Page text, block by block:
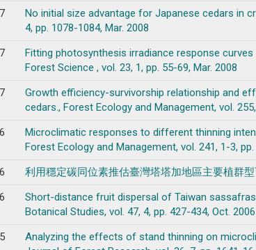
No initial size advantage for Japanese cedars in
4, pp. 1078-1084, Mar. 2008
Fitting photosynthesis irradiance response
Forest Science , vol. 23, 1, pp. 55-69, Mar. 2008
Growth efficiency-survivorship relationship and
cedars., Forest Ecology and Management, vol.
Microclimatic responses to different thinning
Forest Ecology and Management, vol. 241, 1-3,
利用穩定碳同位素推估臺灣塔塔加地區主要植群
Short-distance fruit dispersal of Taiwan
Botanical Studies, vol. 47, 4, pp. 427-434, Oct. 2006
Analyzing the effects of stand thinning on